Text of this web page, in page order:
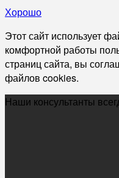
Хорошо
Этот сайт использует
комфортной работы
страниц сайта, вы
файлов cookies.
Наши консультанты